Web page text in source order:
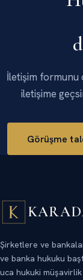
İletişim formunu
iletişime
Görüşme
Şirketlere ve
ve banka hukuku
uca hukuki